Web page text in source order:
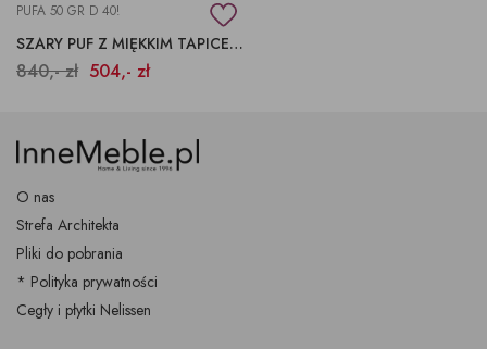
PUFA 50 GR D 40!
SZARY PUF Z MIĘKKIM TAPICEROWANYM SIEDZISKIEM
840,- zł 504,- zł
O nas
Strefa Architekta
Pliki do pobrania
* Polityka prywatności
Cegły i płytki Nelissen